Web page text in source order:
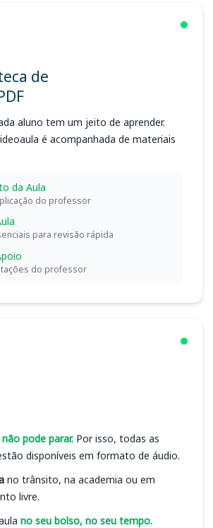
de
aluno tem um jeito de aprender.
é acompanhada de materiais
da Aula
do professor
para revisão rápida
do professor
não pode parar. Por isso, todas as
disponíveis em formato de áudio.
no trânsito, na academia ou em
livre.
no seu bolso, no seu tempo.